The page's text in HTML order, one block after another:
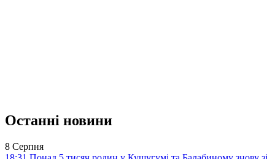
Останні новини
8 Серпня